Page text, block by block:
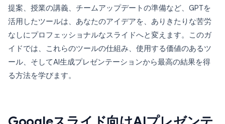
提案、授業の講義、チームアップデートの準備など、GPTを
活用したツールは、あなたのアイデアを、ありきたりな苦労
なしにプロフェッショナルなスライドへと変えます。このガ
イドでは、これらのツールの仕組み、使用する価値のあるツ
ール、そしてAI生成プレゼンテーションから最高の結果を得
る方法を学びます。